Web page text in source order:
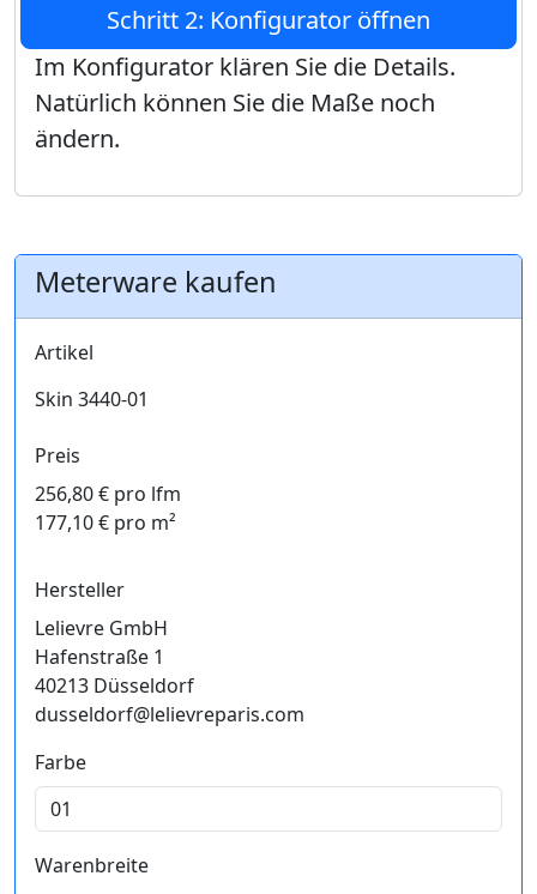
Schritt 2: Konfigurator öffnen
Im Konfigurator klären Sie die Details.
Natürlich können Sie die Maße noch
ändern.
Meterware kaufen
Artikel
Skin 3440-01
Preis
256,80 € pro lfm
177,10 € pro m²
Hersteller
Lelievre GmbH
Hafenstraße 1
40213 Düsseldorf
dusseldorf@lelievreparis.com
Farbe
Warenbreite